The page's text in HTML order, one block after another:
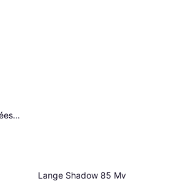
Lange Shadow 85 Mv